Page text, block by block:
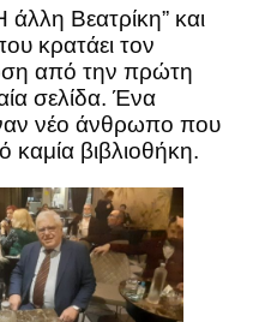
άλλη Βεατρίκη” και
κρατάει τον
από την πρώτη
σελίδα. Ένα
νέο άνθρωπο που
καμία βιβλιοθήκη.